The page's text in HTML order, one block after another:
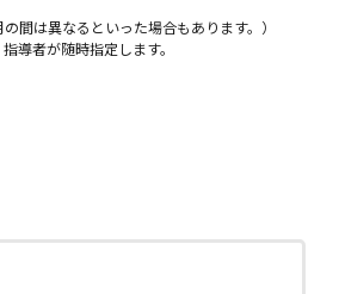
間は異なるといった場合もあります。）
導者が随時指定します。